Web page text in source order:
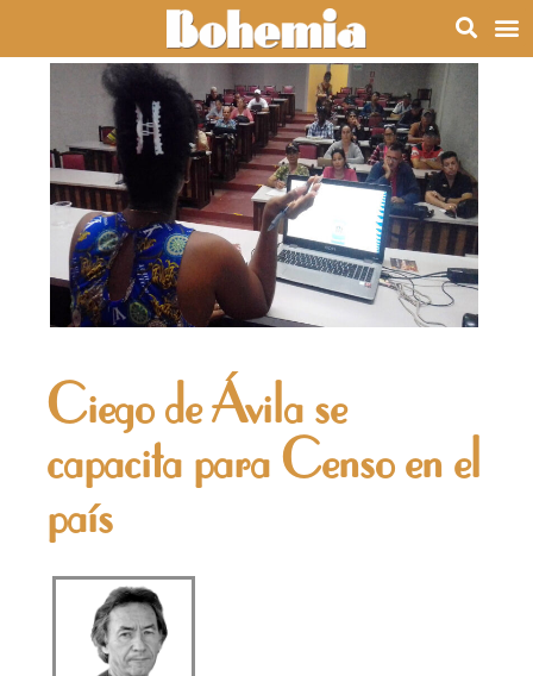
Ciego de Ávila se
capacita para Censo en el
país